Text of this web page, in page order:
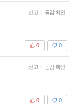
신고 | 공감 확인
0
0
신고 | 공감 확인
0
0